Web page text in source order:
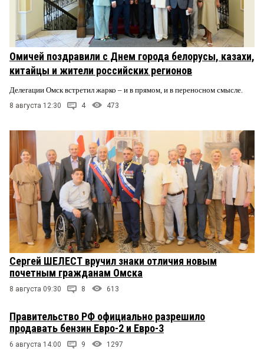
Омичей поздравили с Днем города белорусы, казахи,
китайцы и жители российских регионов
Делегации Омск встретил жарко – и в прямом, и в переносном смысле.
8 августа 12:30 4 473
Сергей ШЕЛЕСТ вручил знаки отличия новым
почетным гражданам Омска
8 августа 09:30 8 613
Правительство РФ официально разрешило
продавать бензин Евро-2 и Евро-3
6 августа 14:00 9 1297